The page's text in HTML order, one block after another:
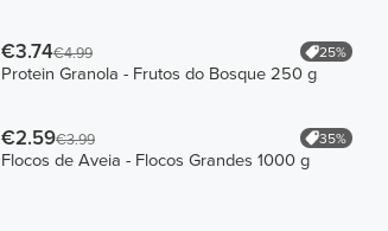
€3.74€4.99 25%
Protein Granola - Frutos do Bosque 250 g
€2.59€3.99 35%
Flocos de Aveia - Flocos Grandes 1000 g